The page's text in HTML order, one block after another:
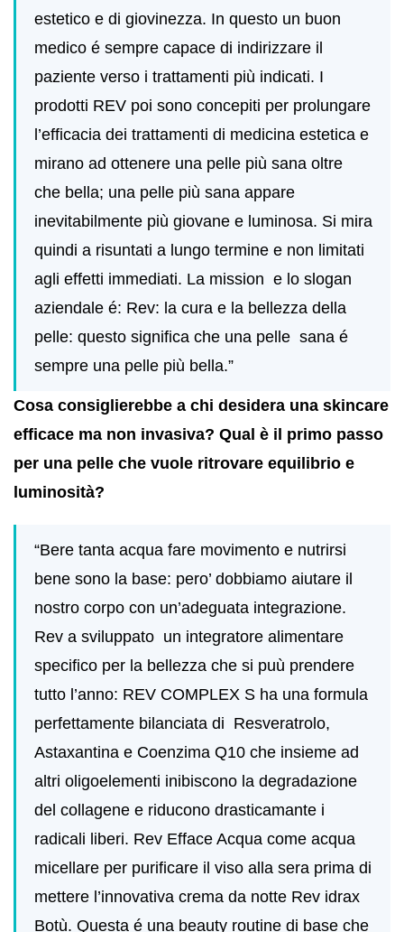
estetico e di giovinezza. In questo un buon
medico é sempre capace di indirizzare il
paziente verso i trattamenti più indicati. I
prodotti REV poi sono concepiti per prolungare
l’efficacia dei trattamenti di medicina estetica e
mirano ad ottenere una pelle più sana oltre
che bella; una pelle più sana appare
inevitabilmente più giovane e luminosa. Si mira
quindi a risuntati a lungo termine e non limitati
agli effetti immediati. La mission e lo slogan
aziendale é: Rev: la cura e la bellezza della
pelle: questo significa che una pelle sana é
sempre una pelle più bella.”
Cosa consiglierebbe a chi desidera una skincare
efficace ma non invasiva? Qual è il primo passo
per una pelle che vuole ritrovare equilibrio e
luminosità?
“Bere tanta acqua fare movimento e nutrirsi
bene sono la base: pero’ dobbiamo aiutare il
nostro corpo con un’adeguata integrazione.
Rev a sviluppato un integratore alimentare
specifico per la bellezza che si puù prendere
tutto l’anno: REV COMPLEX S ha una formula
perfettamente bilanciata di Resveratrolo,
Astaxantina e Coenzima Q10 che insieme ad
altri oligoelementi inibiscono la degradazione
del collagene e riducono drasticamante i
radicali liberi. Rev Efface Acqua come acqua
micellare per purificare il viso alla sera prima di
mettere l’innovativa crema da notte Rev idrax
Botù. Questa é una beauty routine di base che